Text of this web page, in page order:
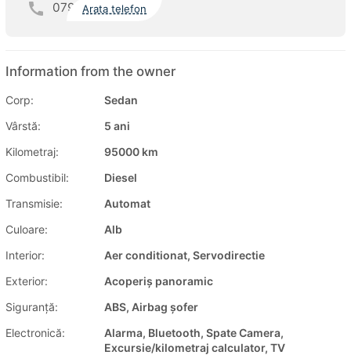
079 Arata telefon
Information from the owner
Corp:
Sedan
Vârstă:
5 ani
Kilometraj:
95000 km
Combustibil:
Diesel
Transmisie:
Automat
Culoare:
Alb
Interior:
Aer conditionat, Servodirectie
Exterior:
Acoperiș panoramic
Siguranţă:
ABS, Airbag șofer
Electronică:
Alarma, Bluetooth, Spate Camera,
Excursie/kilometraj calculator, TV